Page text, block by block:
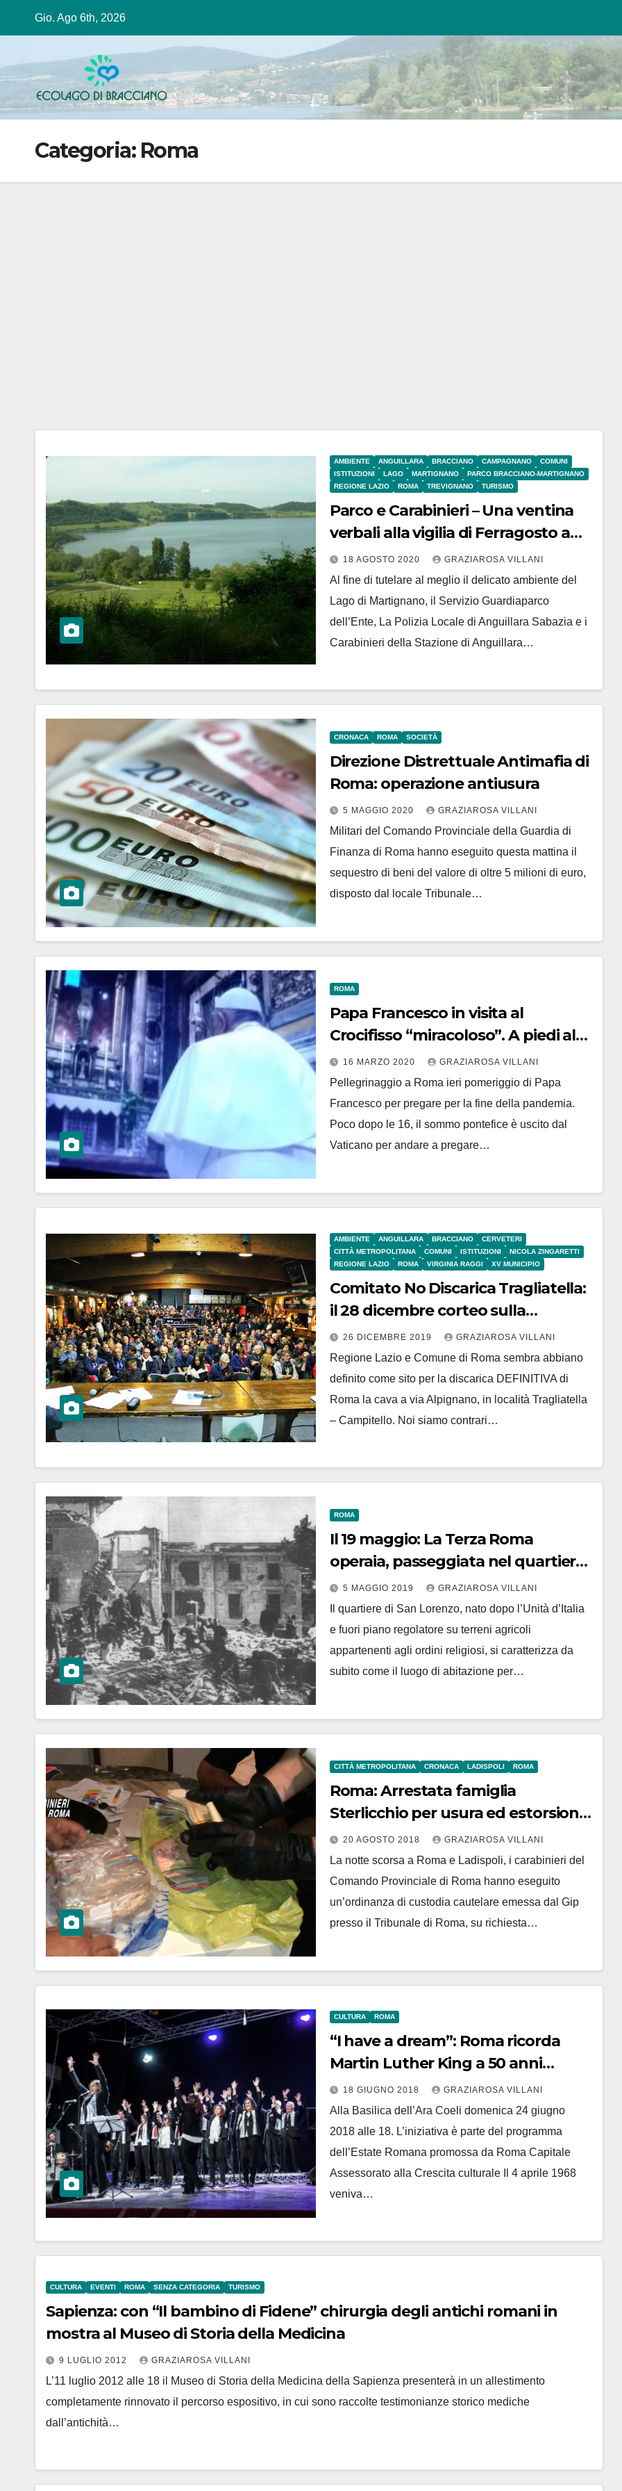
Gio. Ago 6th, 2026
Categoria: Roma
AMBIENTE ANGUILLARA BRACCIANO CAMPAGNANO
COMUNI
ISTITUZIONI
LAGO MARTIGNANO
PARCO BRACCIANO-MARTIGNANO
REGIONE LAZIO
ROMA TREVIGNANO TURISMO
Parco e Carabinieri – Una ventina
verbali alla vigilia di Ferragosto a
Martignano per campeggio
abusivo. Rinvenute anche
sostanze stupefacenti
18 AGOSTO 2020 GRAZIAROSA VILLANI
Al fine di tutelare al meglio il delicato ambiente del
Lago di Martignano, il Servizio Guardiaparco
dell’Ente, La Polizia Locale di Anguillara Sabazia e i
Carabinieri della Stazione di Anguillara…
CRONACA ROMA SOCIETÀ
Direzione Distrettuale Antimafia di
Roma: operazione antiusura
5 MAGGIO 2020 GRAZIAROSA VILLANI
Militari del Comando Provinciale della Guardia di
Finanza di Roma hanno eseguito questa mattina il
sequestro di beni del valore di oltre 5 milioni di euro,
disposto dal locale Tribunale…
ROMA
Papa Francesco in visita al
Crocifisso “miracoloso”. A piedi al
Corso
16 MARZO 2020 GRAZIAROSA VILLANI
Pellegrinaggio a Roma ieri pomeriggio di Papa
Francesco per pregare per la fine della pandemia.
Poco dopo le 16, il sommo pontefice è uscito dal
Vaticano per andare a pregare…
AMBIENTE ANGUILLARA BRACCIANO
CERVETERI
CITTÀ METROPOLITANA
COMUNI ISTITUZIONI
NICOLA ZINGARETTI
REGIONE LAZIO
ROMA VIRGINIA RAGGI XV MUNICIPIO
Comitato No Discarica Tragliatella:
il 28 dicembre corteo sulla
Braccianese
26 DICEMBRE 2019 GRAZIAROSA VILLANI
Regione Lazio e Comune di Roma sembra abbiano
definito come sito per la discarica DEFINITIVA di
Roma la cava a via Alpignano, in località Tragliatella
– Campitello. Noi siamo contrari…
ROMA
Il 19 maggio: La Terza Roma
operaia, passeggiata nel quartiere
San Lorenzo
5 MAGGIO 2019 GRAZIAROSA VILLANI
Il quartiere di San Lorenzo, nato dopo l’Unità d’Italia
e fuori piano regolatore su terreni agricoli
appartenenti agli ordini religiosi, si caratterizza da
subito come il luogo di abitazione per…
CITTÀ METROPOLITANA CRONACA LADISPOLI ROMA
Roma: Arrestata famiglia
Sterlicchio per usura ed estorsione.
Contestato anche metodo
mafioso
20 AGOSTO 2018 GRAZIAROSA VILLANI
La notte scorsa a Roma e Ladispoli, i carabinieri del
Comando Provinciale di Roma hanno eseguito
un’ordinanza di custodia cautelare emessa dal Gip
presso il Tribunale di Roma, su richiesta…
CULTURA ROMA
“I have a dream”: Roma ricorda
Martin Luther King a 50 anni
dall’omicidio col concerto evento
dei St John Singers
18 GIUGNO 2018 GRAZIAROSA VILLANI
Alla Basilica dell’Ara Coeli domenica 24 giugno
2018 alle 18. L’iniziativa è parte del programma
dell’Estate Romana promossa da Roma Capitale
Assessorato alla Crescita culturale Il 4 aprile 1968
veniva…
CULTURA EVENTI ROMA SENZA CATEGORIA TURISMO
Sapienza: con “Il bambino di Fidene” chirurgia degli antichi romani in
mostra al Museo di Storia della Medicina
9 LUGLIO 2012 GRAZIAROSA VILLANI
L’11 luglio 2012 alle 18 il Museo di Storia della Medicina della Sapienza presenterà in un allestimento
completamente rinnovato il percorso espositivo, in cui sono raccolte testimonianze storico mediche
dall’antichità…